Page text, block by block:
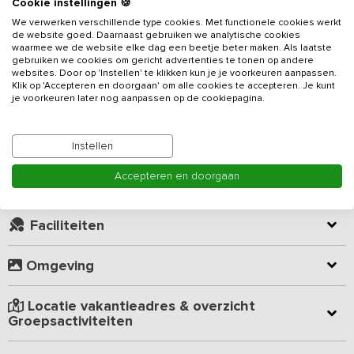
ruimte met lange eettafels én bar, een grote tuin met voldoende
speelmogelijkheden, 9 comfortabele slaapkamers én een
overdekt terras met bar. Bovendien is in de nieuwe tuin een
buitenzwembad (verwarmd mei t/m september), hottub en
barrelsauna gerealisserd. Deze faciliteiten kunnen gratis gebruikt
worden. Daarnaast zijn er 2 gloednieuwe extra badkamers
Door de ligging, dichtbij het Drents- Friese Wold, voldoet zelfs de
omgeving aan alle gestelde eisen! En niet onbelangrijk: je hebt de
hele accommodatie voor jezelf!
De grote gemeenschappelijke ruimte is niet alleen voorzien van
lange eettafels, maar biedt ook verschillende zithoekjes, een
een sportieve competitie op. Bijkomen kan aan de bar, van waaruit
je goed zicht hebt op de landelijke keuken. Alles is aanwezig om
een vaatwasser en voldoende koel- en vriesruimte.
Er bevinden zich een 4-tal slaapkamers op de begane grond, die
Lees meer
Kamer indeling
Geverifieerde beoordelingen
Virtuele rondleiding (360° tour)
Faciliteiten
Omgeving
Locatie vakantieadres & overzicht
Groepsactiviteiten
Cookie instellingen 🍪
We verwerken verschillende type cookies. Met functionele cookies werkt
de website goed. Daarnaast gebruiken we analytische cookies
waarmee we de website elke dag een beetje beter maken. Als laatste
gebruiken we cookies om gericht advertenties te tonen op andere
websites. Door op 'Instellen' te klikken kun je je voorkeuren aanpassen.
Klik op 'Accepteren en doorgaan' om alle cookies te accepteren. Je kunt
je voorkeuren later nog aanpassen op de cookiepagina.
Instellen
Accepteren en doorgaan